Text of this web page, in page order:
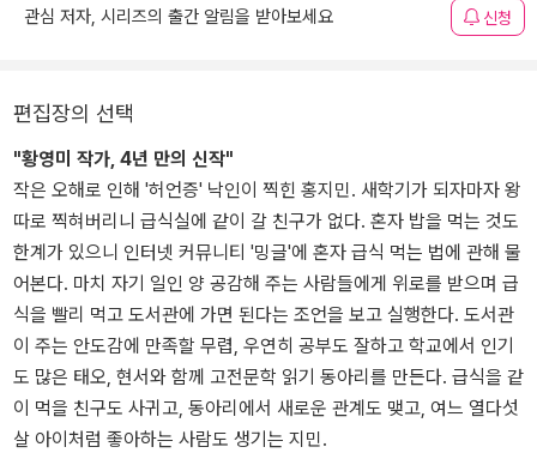
관심 저자, 시리즈의 출간 알림을 받아보세요 신청
편집장의 선택
"황영미 작가, 4년 만의 신작"
작은 오해로 인해 '허언증' 낙인이 찍힌 홍지민. 새학기가 되자마자 왕
따로 찍혀버리니 급식실에 같이 갈 친구가 없다. 혼자 밥을 먹는 것도
한계가 있으니 인터넷 커뮤니티 '밍글'에 혼자 급식 먹는 법에 관해 물
어본다. 마치 자기 일인 양 공감해 주는 사람들에게 위로를 받으며 급
식을 빨리 먹고 도서관에 가면 된다는 조언을 보고 실행한다. 도서관
이 주는 안도감에 만족할 무렵, 우연히 공부도 잘하고 학교에서 인기
도 많은 태오, 현서와 함께 고전문학 읽기 동아리를 만든다. 급식을 같
이 먹을 친구도 사귀고, 동아리에서 새로운 관계도 맺고, 여느 열다섯
살 아이처럼 좋아하는 사람도 생기는 지민.